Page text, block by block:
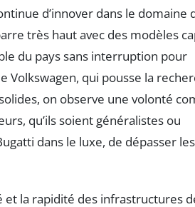
d’innover dans le domaine
très haut avec des modèles
du pays sans interruption pour
Volkswagen, qui pousse la
on observe une volonté
qu’ils soient généralistes ou
dans le luxe, de dépasser
et la rapidité des infrastructures